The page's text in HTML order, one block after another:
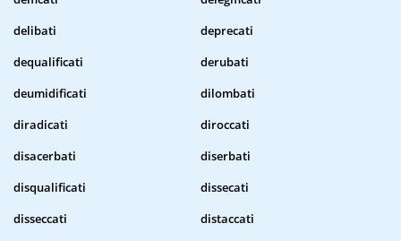
delibati
deprecati
dequalificati
derubati
deumidificati
dilombati
diradicati
diroccati
disacerbati
diserbati
disqualificati
dissecati
disseccati
distaccati